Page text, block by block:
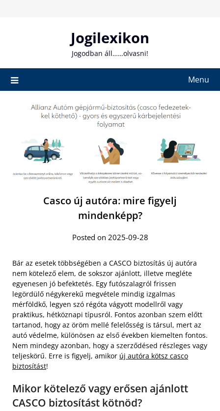
Jogilexikon
Jogodban áll……olvasni!
Menu
Casco új autóra: mire figyelj
mindenképp?
Posted on 2025-09-28
Bár az esetek többségében a CASCO biztosítás új autóra
nem kötelező elem, de sokszor ajánlott, illetve megléte
egyenesen jó befektetés. Egy futószalagról frissen
legördülő négykerekű megvétele mindig izgalmas
mérföldkő, legyen szó régóta vágyott modellről vagy
praktikus, hétköznapi típusról. Fontos azonban szem előtt
tartanod, hogy az öröm mellé felelősség is társul, mert az
autó védelme, különösen az első években kiemelten fontos.
Nem mindegy azonban, hogy a szerződésed részleges vagy
teljeskörű. Erre is figyelj, amikor új autóra kötsz casco
biztosítást!
Mikor kötelező vagy erősen ajánlott
CASCO biztosítást kötnöd?